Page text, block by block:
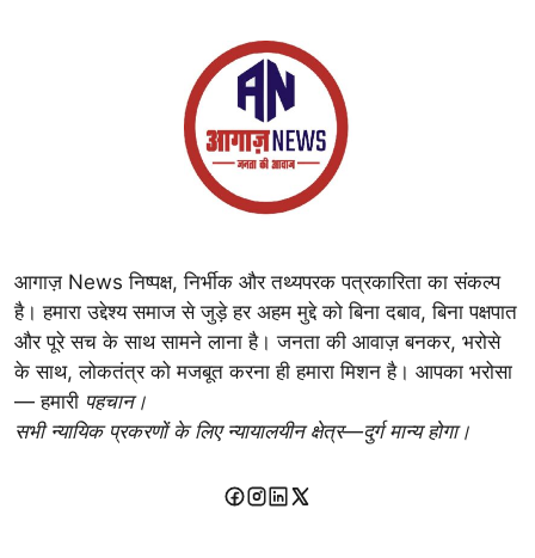
आगाज़ News निष्पक्ष, निर्भीक और तथ्यपरक पत्रकारिता का संकल्प
है। हमारा उद्देश्य समाज से जुड़े हर अहम मुद्दे को बिना दबाव, बिना पक्षपात
और पूरे सच के साथ सामने लाना है। जनता की आवाज़ बनकर, भरोसे
के साथ, लोकतंत्र को मजबूत करना ही हमारा मिशन है। आपका भरोसा
— हमारी पहचान।
सभी न्यायिक प्रकरणों के लिए न्यायालयीन क्षेत्र—दुर्ग मान्य होगा।